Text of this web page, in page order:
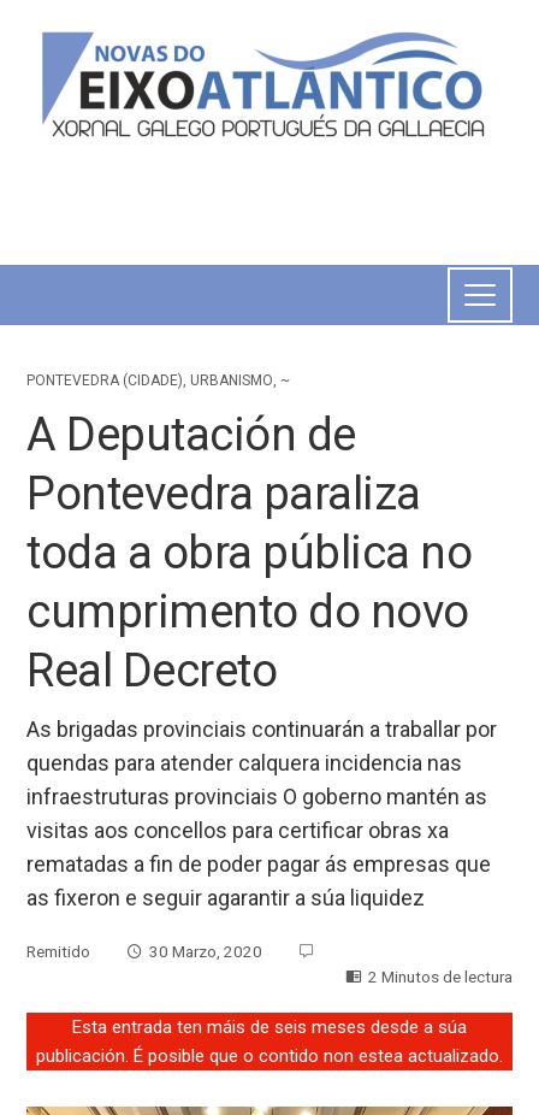
PONTEVEDRA (CIDADE), URBANISMO, ~
A Deputación de
Pontevedra paraliza
toda a obra pública no
cumprimento do novo
Real Decreto
As brigadas provinciais continuarán a traballar por
quendas para atender calquera incidencia nas
infraestruturas provinciais O goberno mantén as
visitas aos concellos para certificar obras xa
rematadas a fin de poder pagar ás empresas que
as fixeron e seguir agarantir a súa liquidez
Remitido
30 Marzo, 2020
2 Minutos de lectura
Esta entrada ten máis de seis meses desde a súa
publicación. É posible que o contido non estea actualizado.